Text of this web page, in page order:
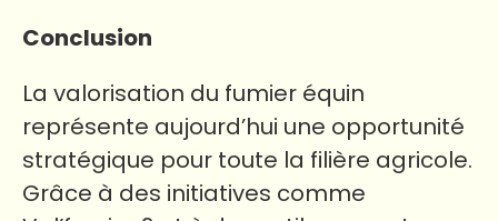
Conclusion
La valorisation du fumier équin
représente aujourd’hui une opportunité
stratégique pour toute la filière agricole.
Grâce à des initiatives comme